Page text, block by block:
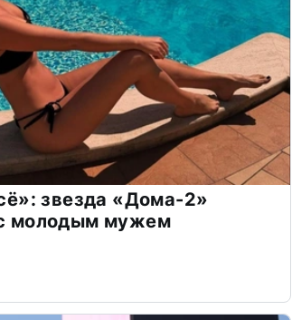
звезда «Дома-2»
молодым мужем